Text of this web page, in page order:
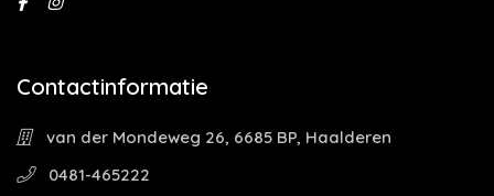
Contactinformatie
van der Mondeweg 26, 6685 BP, Haalderen
0481-465222